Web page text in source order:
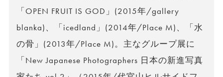
「OPEN FRUIT IS GOD」(2015年/gallery
blanka)、「icedland」(2014年/Place M)、「水
の骨」(2013年/Place M)。主なグループ展に
「New Japanese Photographers 日本の新進写真